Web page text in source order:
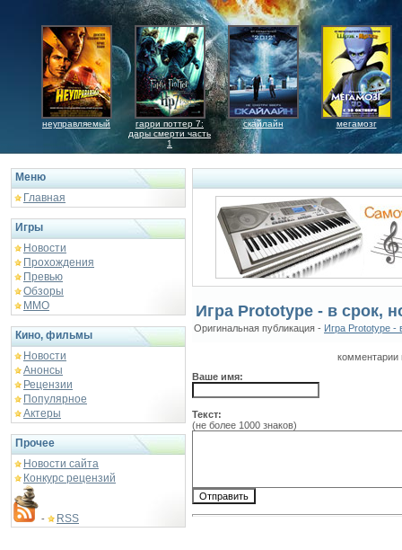
неуправляемый
гарри поттер 7:
дары смерти часть
1
скайлайн мегамозг
Меню
Главная
Игры
Новости
Прохождения
Превью
Обзоры
ММО
Кино, фильмы
Новости
Анонсы
Рецензии
Популярное
Актеры
Прочее
Новости сайта
Конкурс рецензий
- RSS
Игра Prototype - в срок,
Оригинальная публикация - Игра Prototype -
комментарии
Ваше имя:
Текст:
(не более 1000 знаков)